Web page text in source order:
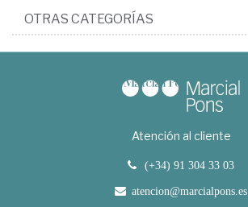
OTRAS CATEGORÍAS
Atención al cliente
(+34) 91 304 33 03
atencion@marcialpons.es